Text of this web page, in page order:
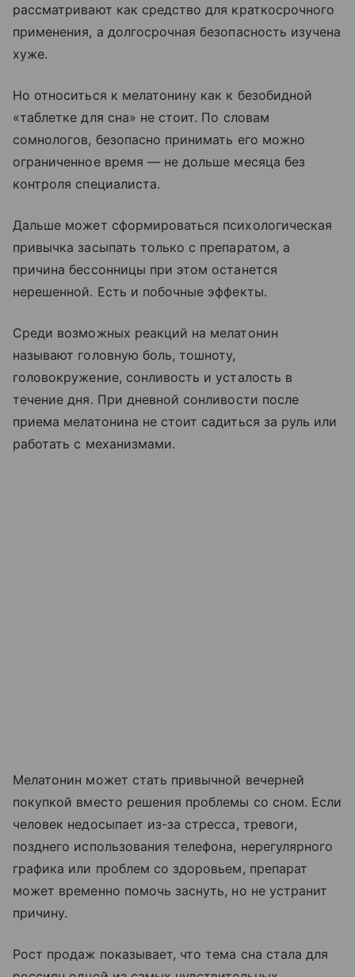
рассматривают как средство для краткосрочного
применения, а долгосрочная безопасность изучена
хуже.
Но относиться к мелатонину как к безобидной
«таблетке для сна» не стоит. По словам
сомнологов, безопасно принимать его можно
ограниченное время — не дольше месяца без
контроля специалиста.
Дальше может сформироваться психологическая
привычка засыпать только с препаратом, а
причина бессонницы при этом останется
нерешенной. Есть и побочные эффекты.
Среди возможных реакций на мелатонин
называют головную боль, тошноту,
головокружение, сонливость и усталость в
течение дня. При дневной сонливости после
приема мелатонина не стоит садиться за руль или
работать с механизмами.
Мелатонин может стать привычной вечерней
покупкой вместо решения проблемы со сном. Если
человек недосыпает из-за стресса, тревоги,
позднего использования телефона, нерегулярного
графика или проблем со здоровьем, препарат
может временно помочь заснуть, но не устранит
причину.
Рост продаж показывает, что тема сна стала для